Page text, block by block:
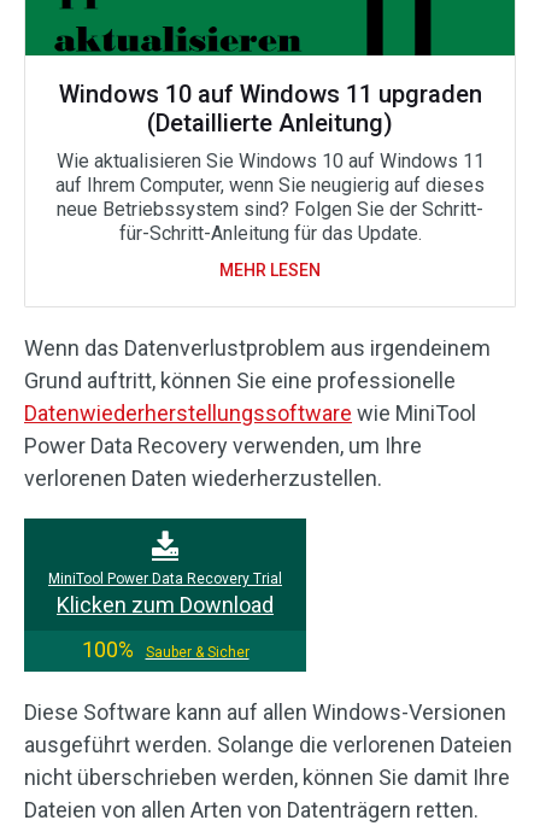
Windows 10 auf Windows 11 upgraden
(Detaillierte Anleitung)
Wie aktualisieren Sie Windows 10 auf Windows 11
auf Ihrem Computer, wenn Sie neugierig auf dieses
neue Betriebssystem sind? Folgen Sie der Schritt-
für-Schritt-Anleitung für das Update.
MEHR LESEN
Wenn das Datenverlustproblem aus irgendeinem
Grund auftritt, können Sie eine professionelle
Datenwiederherstellungssoftware wie MiniTool
Power Data Recovery verwenden, um Ihre
verlorenen Daten wiederherzustellen.
MiniTool Power Data Recovery Trial
Klicken zum Download
100%
Sauber & Sicher
Diese Software kann auf allen Windows-Versionen
ausgeführt werden. Solange die verlorenen Dateien
nicht überschrieben werden, können Sie damit Ihre
Dateien von allen Arten von Datenträgern retten.